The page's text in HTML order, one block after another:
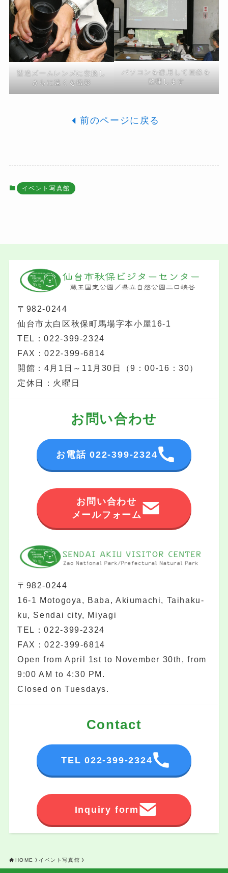
望遠ズームレンズに交換し
さらに遠くを撮影
パソコンを使用して画像を
整理します
前のページに戻る
イベント写真館
〒982-0244
仙台市太白区秋保町馬場字本小屋16-1
TEL：022-399-2324
FAX：022-399-6814
開館：4月1日～11月30日（9：00-16：30）
定休日：火曜日
お問い合わせ
お電話 022-399-2324
お問い合わせ
メールフォーム
〒982-0244
16-1 Motogoya, Baba, Akiumachi, Taihaku-
ku, Sendai city, Miyagi
TEL：022-399-2324
FAX：022-399-6814
Open from April 1st to November 30th, from
9:00 AM to 4:30 PM.
Closed on Tuesdays.
Contact
TEL 022-399-2324
Inquiry form
HOME イベント写真館